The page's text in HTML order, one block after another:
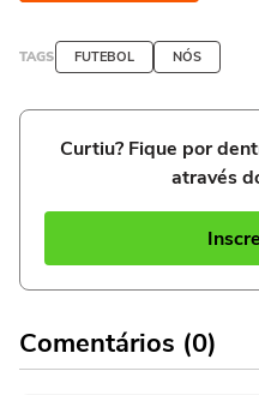
TAGS FUTEBOL NÓS
Curtiu? Fique por
através
Comentários (0)